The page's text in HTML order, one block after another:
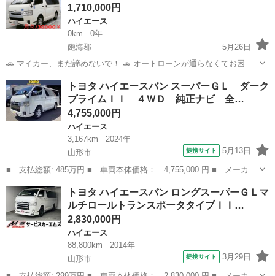
1,710,000円
ハイエース
0km
0年
飽海郡
5月26日
🚗 マイカー、まだ諦めないで！ 🚗 オートローンが通らなくてお困り
の方へ。 当店独自の「サブスクリース」で、ご希望のお車に乗りませ
んか？ ​🚘 【車両詳細】 🚘 ■ トヨタ ハイエースバン ■ 年式：平成31年
■ 走行距...
山形 飽海郡 ハイエース
トヨタ ハイエースバン スーパーＧＬ ダーク
プライムＩＩ ４ＷＤ 純正ナビ 全…
4,755,000円
ハイエース
3,167km
2024年
山形市
提携サイト 5月13日
■ 支払総額: 485万円 ■ 車両本体価格： 4,755,000 円 ■ メーカー
名： トヨタ ■ 車種名： ハイエースバン ■ グレード名： スー
パーＧＬ ダークプライムＩＩ ４ＷＤ 純正ナビ 全周囲カメラ
両側パワー...
山形 山形市 ハイエース
トヨタ ハイエースバン ロングスーパーＧＬマ
ルチロールトランスポータタイプＩＩ…
2,830,000円
ハイエース
88,800km
2014年
山形市
提携サイト 3月29日